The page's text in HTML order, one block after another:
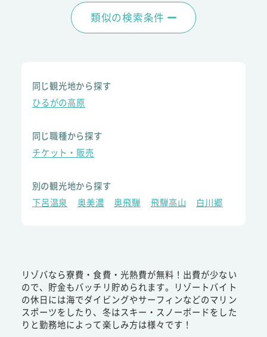
類似の検索条件
同じ観光地から探す
ひるがの高原
同じ職種から探す
チケット・販売
別の観光地から探す
下呂温泉
奥美濃 奥飛騨 飛騨高山 白川郷
リゾバなら寮費・食費・光熱費が無料！出費が少ない
ので、貯金もバッチリ貯められます。リゾートバイト
の休日には海でダイビングやサーフィンなどのマリン
スポーツをしたり、冬はスキー・スノーボードをした
りと勤務地によって楽しみ方は様々です！